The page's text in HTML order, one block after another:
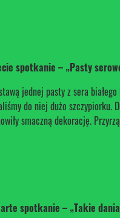
spotkanie – „Pasty
jednej pasty z sera
do niej dużo szczypiorku.
smaczną dekorację.
spotkanie – „Takie